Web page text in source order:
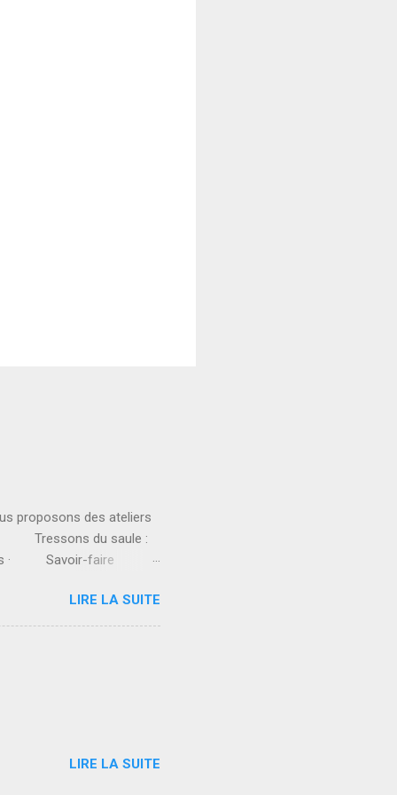
proposons des ateliers
Tressons du saule :
· Savoir-faire
LIRE LA SUITE
LIRE LA SUITE